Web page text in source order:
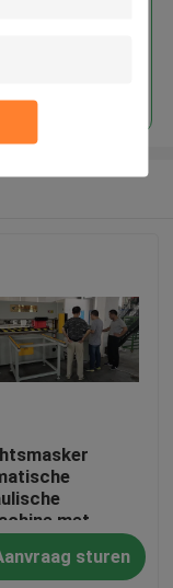
met
Prestaties
sturen